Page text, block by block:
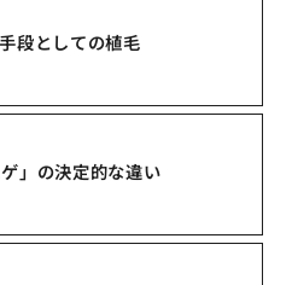
段としての植毛
」の決定的な違い